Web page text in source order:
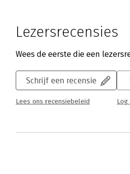
Lezersrecensies
Wees de eerste die een
Schrijf een recensie
Lees ons recensiebeleid Log